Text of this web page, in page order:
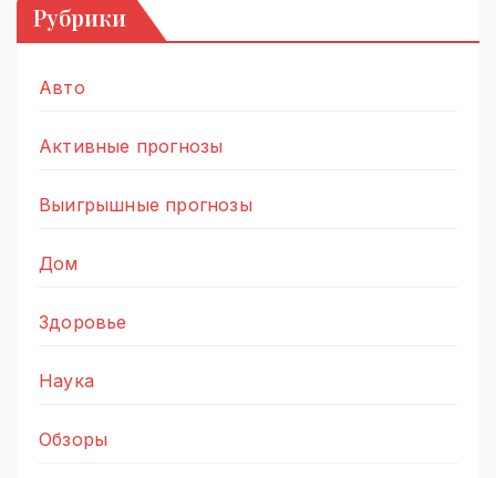
Рубрики
Авто
Активные прогнозы
Выигрышные прогнозы
Дом
Здоровье
Наука
Обзоры